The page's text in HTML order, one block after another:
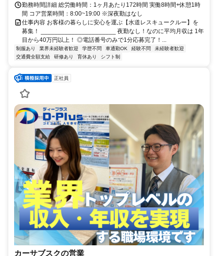
勤務時間詳細 総労働時間：1ヶ月あたり172時間 実働8時間+休憩1時
間 コア営業時間：8:00~19:00 ※深夜勤はなし
仕事内容 お客様の暮らしに安心を運ぶ【水道レスキュークルー】を
募集！ ______________________ 夜勤なし！なのに平均月収は 1年
目から40万円以上！ ◎電話番号のみで1分応募完了！...
制服あり 業界未経験者歓迎 学歴不問 車通勤OK 経験不問
未経験者歓迎
交通費全額支給
研修あり 育休あり シフト制
正社員
カーサブスクの営業